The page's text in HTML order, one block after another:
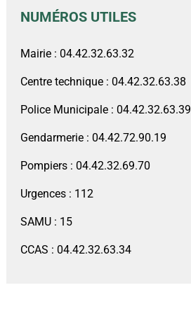
NUMÉROS UTILES
Mairie : 04.42.32.63.32
Centre technique : 04.42.32.63.38
Police Municipale : 04.42.32.63.39
Gendarmerie : 04.42.72.90.19
Pompiers : 04.42.32.69.70
Urgences : 112
SAMU : 15
CCAS : 04.42.32.63.34